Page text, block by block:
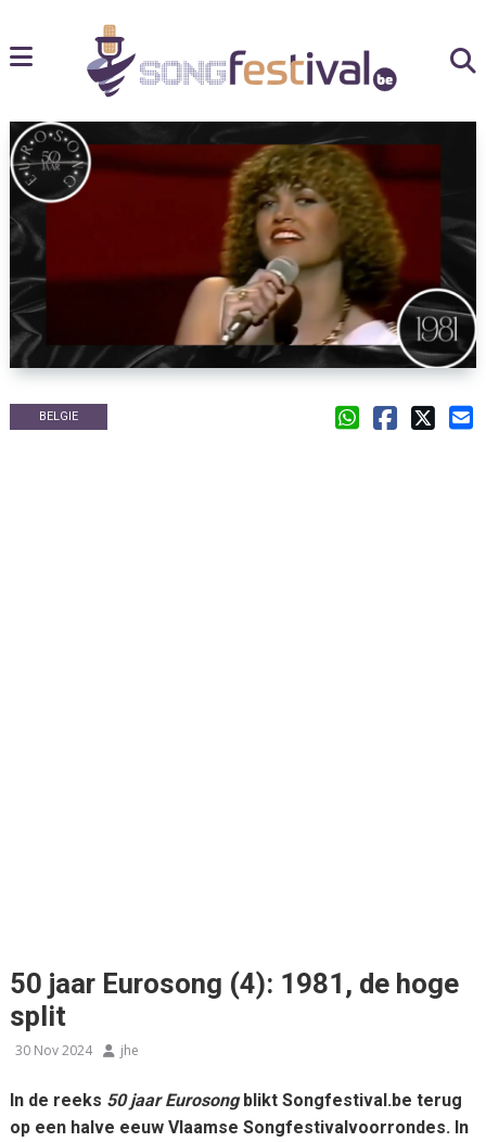
BELGIE
50 jaar Eurosong (4): 1981, de hoge
split
30 Nov 2024 jhe
In de reeks 50 jaar Eurosongblikt Songfestival.be terug
op een halve eeuw Vlaamse Songfestivalvoorrondes. In